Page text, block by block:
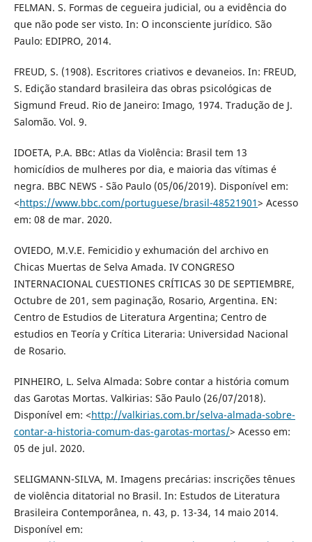
FELMAN. S. Formas de cegueira judicial, ou a evidência do
que não pode ser visto. In: O inconsciente jurídico. São
Paulo: EDIPRO, 2014.
FREUD, S. (1908). Escritores criativos e devaneios. In: FREUD,
S. Edição standard brasileira das obras psicológicas de
Sigmund Freud. Rio de Janeiro: Imago, 1974. Tradução de J.
Salomão. Vol. 9.
IDOETA, P.A. BBc: Atlas da Violência: Brasil tem 13
homicídios de mulheres por dia, e maioria das vítimas é
negra. BBC NEWS - São Paulo (05/06/2019). Disponível em:
<https://www.bbc.com/portuguese/brasil-48521901> Acesso
em: 08 de mar. 2020.
OVIEDO, M.V.E. Femicidio y exhumación del archivo en
Chicas Muertas de Selva Amada. IV CONGRESO
INTERNACIONAL CUESTIONES CRÍTICAS 30 DE SEPTIEMBRE,
Octubre de 201, sem paginação, Rosario, Argentina. EN:
Centro de Estudios de Literatura Argentina; Centro de
estudios en Teoría y Crítica Literaria: Universidad Nacional
de Rosario.
PINHEIRO, L. Selva Almada: Sobre contar a história comum
das Garotas Mortas. Valkirias: São Paulo (26/07/2018).
Disponível em: <http://valkirias.com.br/selva-almada-sobre-
contar-a-historia-comum-das-garotas-mortas/> Acesso em:
05 de jul. 2020.
SELIGMANN-SILVA, M. Imagens precárias: inscrições tênues
de violência ditatorial no Brasil. In: Estudos de Literatura
Brasileira Contemporânea, n. 43, p. 13-34, 14 maio 2014.
Disponível em: